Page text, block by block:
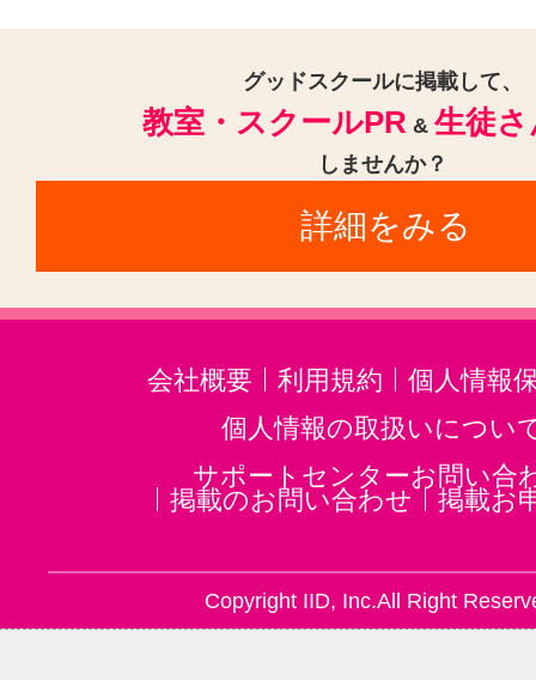
グッドスクールに掲載して、
教室・スクールPR & 生徒
しませんか？
詳細をみる
会社概要 利用規約
個人情報
個人情報の取扱いについ
サポートセンターお問い合
掲載のお問い合わせ
掲載お
Copyright IID, Inc.All Right